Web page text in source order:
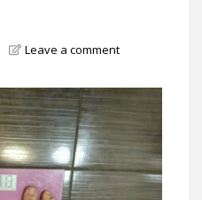
Leave a comment